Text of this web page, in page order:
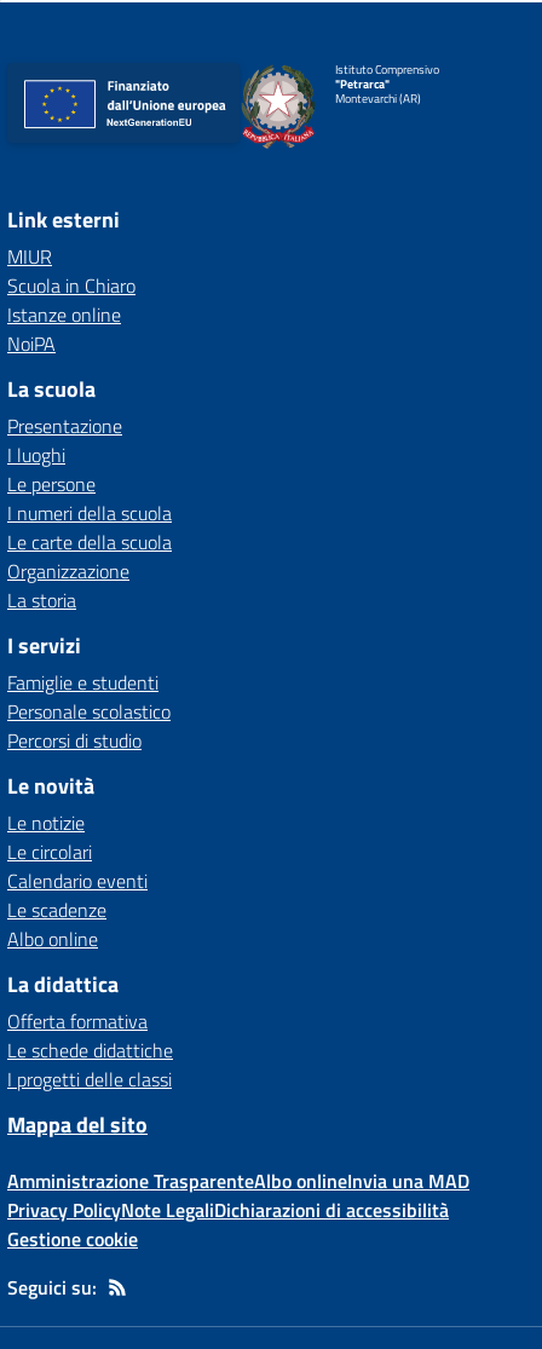
Istituto Comprensivo
"Petrarca"
Montevarchi (AR)
Link esterni
MIUR
Scuola in Chiaro
Istanze online
NoiPA
La scuola
Presentazione
I luoghi
Le persone
I numeri della scuola
Le carte della scuola
Organizzazione
La storia
I servizi
Famiglie e studenti
Personale scolastico
Percorsi di studio
Le novità
Le notizie
Le circolari
Calendario eventi
Le scadenze
Albo online
La didattica
Offerta formativa
Le schede didattiche
I progetti delle classi
Mappa del sito
Amministrazione TrasparenteAlbo onlineInvia una MAD
Privacy PolicyNote LegaliDichiarazioni di accessibilità
Gestione cookie
Seguici su: